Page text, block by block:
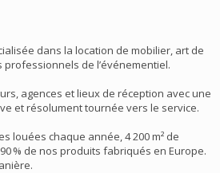
dans la location de mobilier, art de
de l’événementiel.
agences et lieux de réception avec une
et résolument tournée vers le service.
louées chaque année, 4 200 m² de
% de nos produits fabriqués en Europe.